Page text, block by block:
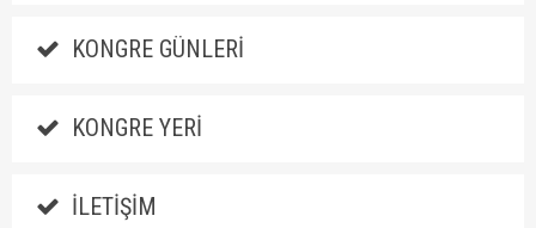
KONGRE GÜNLERI
KONGRE YERI
İLETIŞIM